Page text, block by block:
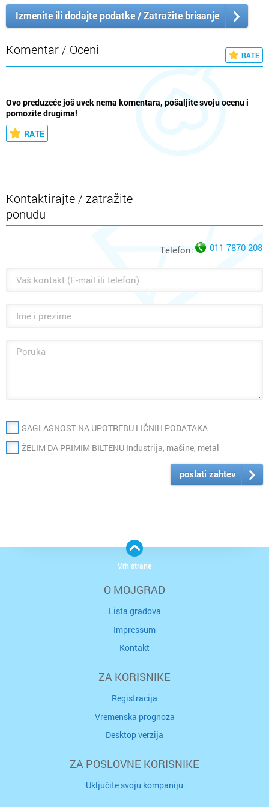
Izmenite ili dodajte podatke / Zatražite brisanje
Komentar / Oceni RATE
Ovo preduzeće još uvek nema komentara, pošaljite svoju ocenu i
pomozite drugima!
RATE
Kontaktirajte / zatražite
ponudu
Telefon: 011 7870 208
SAGLASNOST NA UPOTREBU LIČNIH PODATAKA
ŽELIM DA PRIMIM BILTENU Industrija, mašine, metal
poslati zahtev
O MOJGRAD
Lista gradova
Impressum
Kontakt
ZA KORISNIKE
Registracija
Vremenska prognoza
Desktop verzija
ZA POSLOVNE KORISNIKE
Uključite svoju kompaniju
Vrh strane